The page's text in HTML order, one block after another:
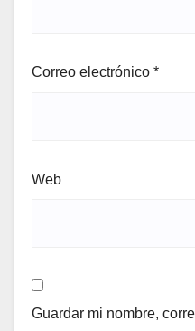
Correo electrónico *
Web
Guardar mi nombre,